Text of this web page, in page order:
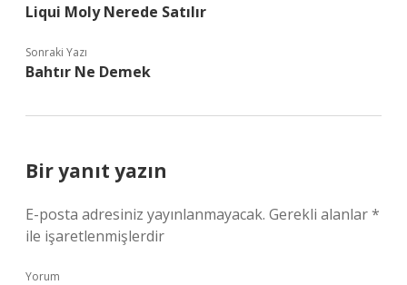
Liqui Moly Nerede Satılır
Sonraki Yazı
Bahtır Ne Demek
Bir yanıt yazın
E-posta adresiniz yayınlanmayacak. Gerekli alanlar*
ile işaretlenmişlerdir
Yorum